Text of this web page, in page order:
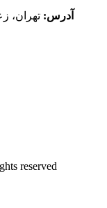
آدرس:
reserved